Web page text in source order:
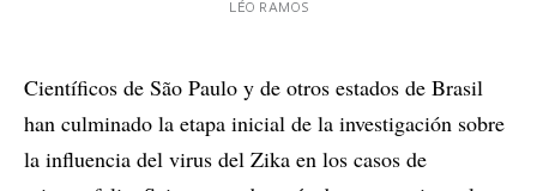
LÉO RAMOS
Científicos de São Paulo y de otros estados de Brasil
han culminado la etapa inicial de la investigación sobre
la influencia del virus del Zika en los casos de